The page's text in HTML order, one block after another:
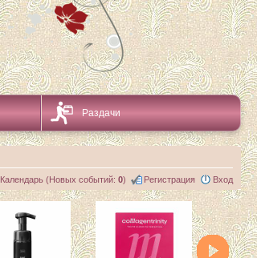
Раздачи
Календарь (Новых событий: 0) Регистрация Вход